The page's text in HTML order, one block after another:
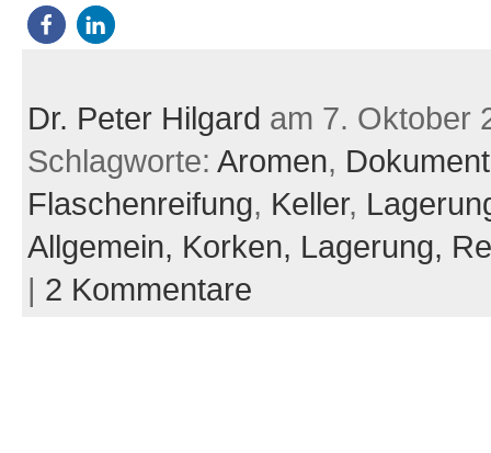
Dr. Peter Hilgard am 7. Oktober
Schlagworte: Aromen,
Flaschenreifung, Keller,
Allgemein, Korken, Lagerung,
| 2 Kommentare